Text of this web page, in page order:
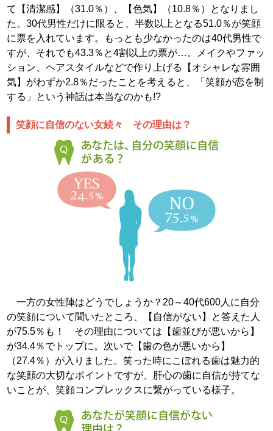
て【清潔感】（31.0％）、【色気】（10.8％）となりまし
た。30代男性だけに限ると、半数以上となる51.0％が笑顔
に票を入れています。もっとも少なかったのは40代男性で
すが、それでも43.3％と4割以上の票が…。メイクやファッ
ション、ヘアスタイルなどで作り上げる【オシャレな雰囲
気】がわずか2.8％だったことを考えると、「笑顔が恋を制
する」という神話は本当なのかも!?
笑顔に自信のない女続々 その理由は？
一方の女性陣はどうでしょうか？20～40代600人に自分
の笑顔について聞いたところ、【自信がない】と答えた人
が75.5％も！ その理由については【歯並びが悪いから】
が34.4％でトップに。次いで【歯の色が悪いから】
（27.4％）が入りました。笑った時にこぼれる歯は魅力的
な笑顔の大切なポイントですが、肝心の歯に自信が持てな
いことが、笑顔コンプレックスに繋がっている様子。